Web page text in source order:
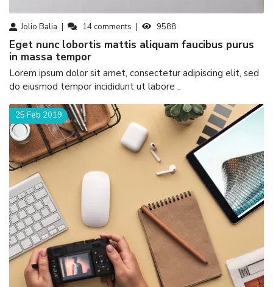
Jolio Balia 14comments 9588
eget nunc lobortis mattis aliquam faucibus purus
in massa tempor
Lorem ipsum dolor sit amet, consectetur adipiscing elit, sed
do eiusmod tempor incididunt ut labore ..
25 Feb 2019